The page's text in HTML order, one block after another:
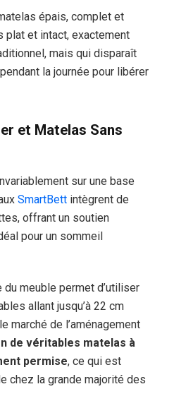
épais, complet et
plat et intact, exactement
mais qui disparaît
la journée pour libérer
et Matelas Sans
sur une base
SmartBett intègrent de
offrant un soutien
pour un sommeil
meuble permet d’utiliser
allant jusqu’à 22 cm
marché de l’aménagement
de véritables matelas à
permise, ce qui est
chez la grande majorité des